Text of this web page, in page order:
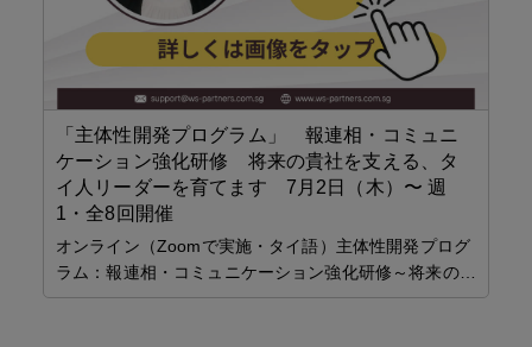
「主体性開発プログラム」 報連相・コミュニ
ケーション強化研修 将来の貴社を支える、タ
イ人リーダーを育てます 7月2日（木）〜 週
1・全8回開催
オンライン（Zoomで実施・タイ語）主体性開発プログ
ラム：報連相・コミュニケーション強化研修～将来の…